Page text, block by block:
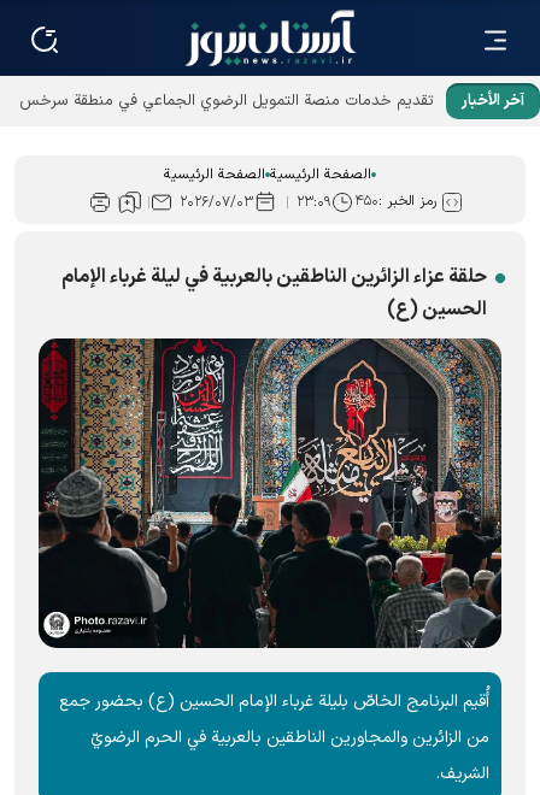
آخر الأخبار
الصفحة الرئيسية الصفحة الرئيسية
رمز الخبر :۴۵۰ ۲۳:۰۹ ۲۰۲۶/۰۷/۰۳
حلقة عزاء الزائرين الناطقين بالعربية في لیلة غرباء الإمام
الحسين (ع)
أُقيم البرنامج الخاصّ بلیلة غرباء الإمام الحسين (ع) بحضور جمع
من الزائرين والمجاورين الناطقين بالعربية في الحرم الرضويّ
الشریف.